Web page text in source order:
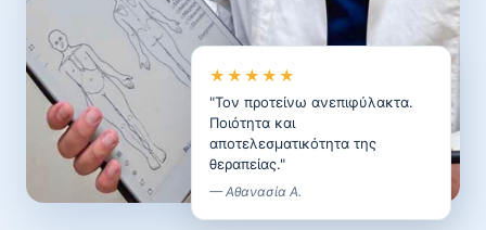
★★★★★
"Τον προτείνω ανεπιφύλακτα.
Ποιότητα και
αποτελεσματικότητα της
θεραπείας."
— Αθανασία Α.